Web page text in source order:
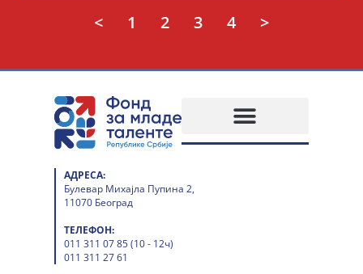
< 1 2 3 4 >
АДРЕСА:
Булевар Михајла Пупина 2,
11070 Београд
ТЕЛЕФОН:
011 311 07 85 (10 - 12ч)
011 311 27 61